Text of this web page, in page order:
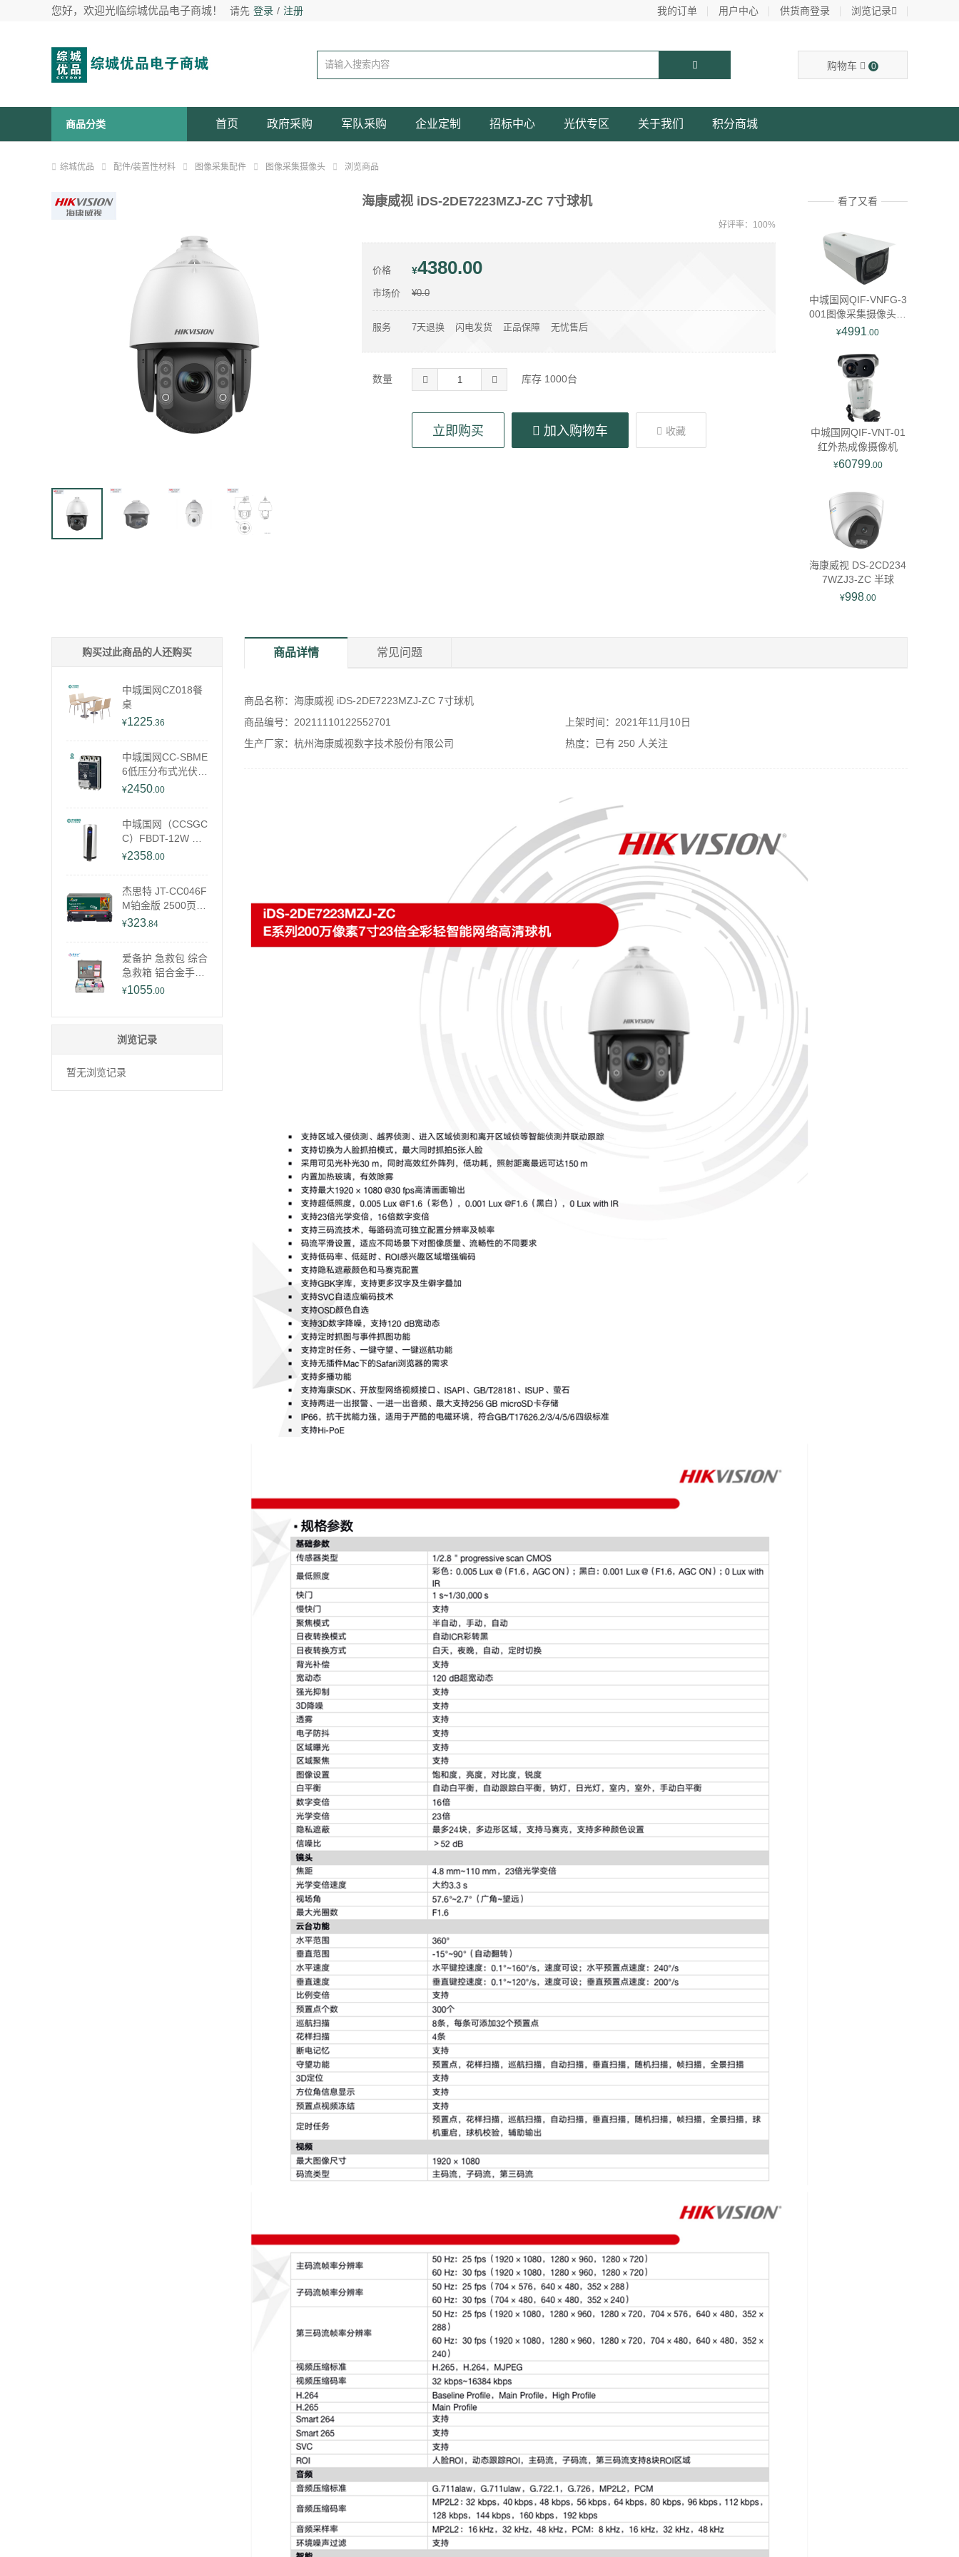
您好，欢迎光临综城优品电子商城！ 请先 登录 / 注册 我的订单 用户中心 供货商登录 浏览记录
购物车 0
商品分类 首页 政府采购 军队采购 企业定制 招标中心 光伏专区 关于我们 积分商城
综城优品 配件/装置性材料 图像采集配件 图像采集摄像头 浏览商品
海康威视 iDS-2DE7223MZJ-ZC 7寸球机
好评率：100%
价格 ¥4380.00
市场价 ¥0.0
服务 7天退换 闪电发货 正品保障 无忧售后
数量 库存 1000台
立即购买 加入购物车 收藏
看了又看
中城国网QIF-VNFG-3
001图像采集摄像头网
络高清固定摄像机
¥4991.00
中城国网QIF-VNT-01
红外热成像摄像机
¥60799.00
海康威视 DS-2CD234
7WZJ3-ZC 半球
¥998.00
商品详情 常见问题
商品名称：海康威视 iDS-2DE7223MZJ-ZC 7寸球机
商品编号：20211110122552701
上架时间：2021年11月10日
生产厂家：杭州海康威视数字技术股份有限公司
热度：已有 250 人关注
购买过此商品的人还购买
中城国网CZ018餐
桌
¥1225 .36
中城国网CC-SBME
6低压分布式光伏开
关
¥2450 .00
中城国网（CCSGC
C）FBDT-12W 补
光灯
¥2358 .00
杰思特 JT-CC046F
M铂金版 2500页
适用Canon image
P654Cdw MF731C
dw 硒鼓 红色
¥323 .84
爱备护 急救包 综合
急救箱 铝合金手提
综合 YD-S005SW
¥1055 .00
浏览记录
暂无浏览记录